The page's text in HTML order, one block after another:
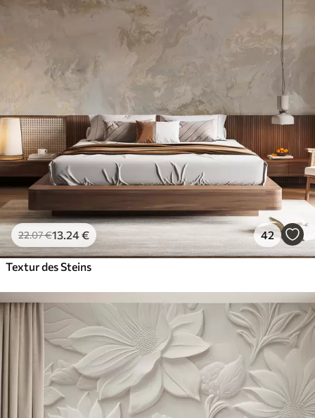
22.07€13 .24€ 42
Textur des Steins